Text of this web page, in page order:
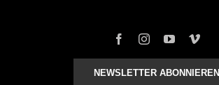
NEWSLETTER ABONNIEREN